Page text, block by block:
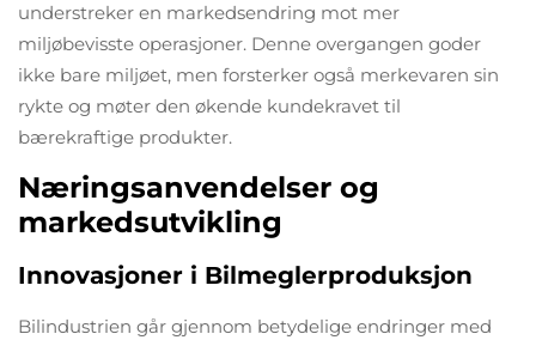
understreker en markedsendring mot mer
miljøbevisste operasjoner. Denne overgangen goder
ikke bare miljøet, men forsterker også merkevaren sin
rykte og møter den økende kundekravet til
bærekraftige produkter.
Næringsanvendelser og
markedsutvikling
Innovasjoner i Bilmeglerproduksjon
Bilindustrien går gjennom betydelige endringer med